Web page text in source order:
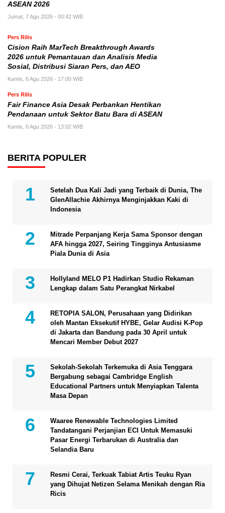
ASEAN 2026
Jumat, 7 Agu 2026 - 00:42 WIB
Pers Rilis
Cision Raih MarTech Breakthrough Awards
2026 untuk Pemantauan dan Analisis Media
Sosial, Distribusi Siaran Pers, dan AEO
Kamis, 6 Agu 2026 - 17:00 WIB
Pers Rilis
Fair Finance Asia Desak Perbankan Hentikan
Pendanaan untuk Sektor Batu Bara di ASEAN
Kamis, 6 Agu 2026 - 13:02 WIB
BERITA POPULER
Setelah Dua Kali Jadi yang Terbaik di Dunia, The
GlenAllachie Akhirnya Menginjakkan Kaki di
Indonesia
Mitrade Perpanjang Kerja Sama Sponsor dengan
AFA hingga 2027, Seiring Tingginya Antusiasme
Piala Dunia di Asia
Hollyland MELO P1 Hadirkan Studio Rekaman
Lengkap dalam Satu Perangkat Nirkabel
RETOPIA SALON, Perusahaan yang Didirikan
oleh Mantan Eksekutif HYBE, Gelar Audisi K-Pop
di Jakarta dan Bandung pada 30 April untuk
Mencari Member Debut 2027
Sekolah-Sekolah Terkemuka di Asia Tenggara
Bergabung sebagai Cambridge English
Educational Partners untuk Menyiapkan Talenta
Masa Depan
Waaree Renewable Technologies Limited
Tandatangani Perjanjian ECI Untuk Memasuki
Pasar Energi Terbarukan di Australia dan
Selandia Baru
Resmi Cerai, Terkuak Tabiat Artis Teuku Ryan
yang Dihujat Netizen Selama Menikah dengan Ria
Ricis